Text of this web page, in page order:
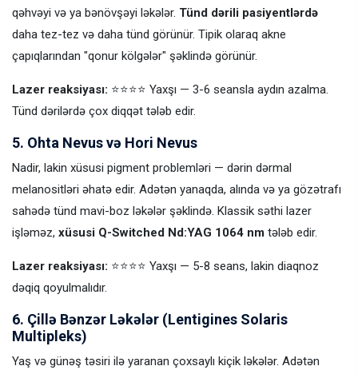
qəhvəyi və ya bənövşəyi ləkələr. Tünd dərili pasiyentlərdə
daha tez-tez və daha tünd görünür. Tipik olaraq akne
çapıqlarından "qonur kölgələr" şəklində görünür.
Lazer reaksiyası: ⭐⭐⭐⭐ Yaxşı — 3-6 seansla aydın azalma.
Tünd dərilərdə çox diqqət tələb edir.
5. Ohta Nevus və Hori Nevus
Nadir, lakin xüsusi pigment problemləri — dərin dərmal
melanositləri əhatə edir. Adətən yanaqda, alında və ya gözətrafı
sahədə tünd mavi-boz ləkələr şəklində. Klassik səthi lazer
işləməz, xüsusi Q-Switched Nd:YAG 1064 nm tələb edir.
Lazer reaksiyası: ⭐⭐⭐⭐ Yaxşı — 5-8 seans, lakin diaqnoz
dəqiq qoyulmalıdır.
6. Çillə Bənzər Ləkələr (Lentigines Solaris
Multipleks)
Yaş və günəş təsiri ilə yaranan çoxsaylı kiçik ləkələr. Adətən